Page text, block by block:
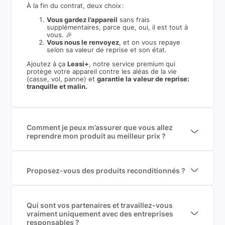
À la fin du contrat, deux choix :
Vous gardez l’appareil sans frais
supplémentaires, parce que, oui, il est tout à
vous. 🎉
Vous nous le renvoyez, et on vous repaye
selon sa valeur de reprise et son état.
Ajoutez à ça Leasi+, notre service premium qui
protège votre appareil contre les aléas de la vie
(casse, vol, panne) etgarantie la valeur de reprise:
tranquille et malin.
Comment je peux m’assurer que vous allez
reprendre mon produit au meilleur prix ?
garantir le meilleur prix de rachat. De plus, nous
sommes rémunéré à la commission sur la valeur de
Proposez-vous des produits reconditionnés ?
produits officiels de grandes marques et du
reconditionné de haute qualité
Qui sont vos partenaires et travaillez-vous
vraiment uniquement avec des entreprises
responsables ?